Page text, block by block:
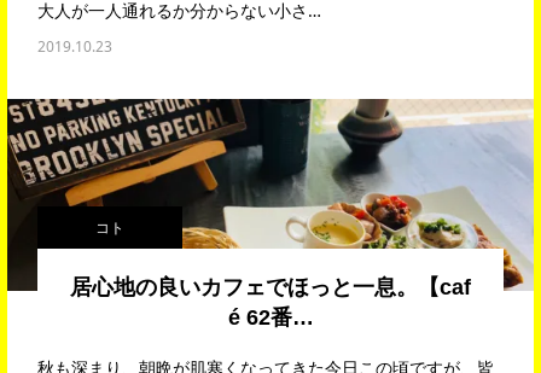
大人が一人通れるか分からない小さ…
2019.10.23
コト
居心地の良いカフェでほっと一息。【caf
é 62番…
秋も深まり、朝晩が肌寒くなってきた今日この頃ですが、皆